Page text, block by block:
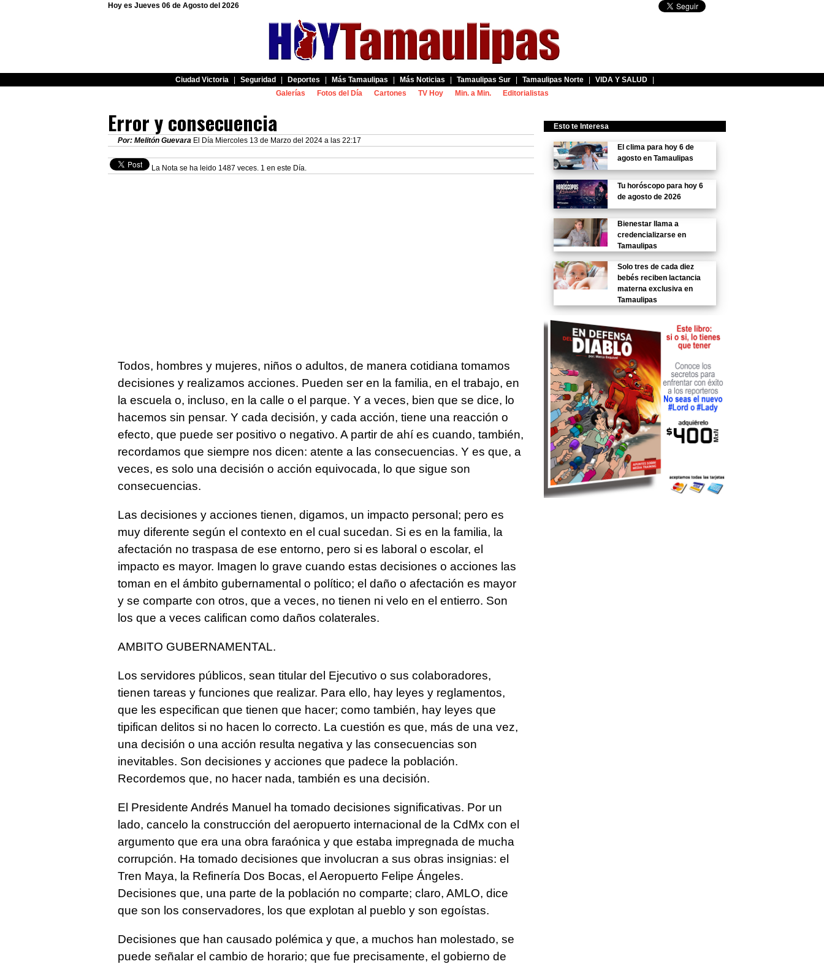
Hoy es Jueves 06 de Agosto del 2026
Ciudad Victoria Seguridad Deportes Más Tamaulipas Más Noticias Tamaulipas Sur Tamaulipas Norte VIDA Y SALUD
Galerías
Fotos del Día Cartones TV Hoy Min. a Min. Editorialistas
Error y consecuencia
Por: Melitón Guevara El Día Miercoles 13 de Marzo del 2024 a las 22:17
La Nota se ha leido 1487 veces. 1 en este Día.
Todos, hombres y mujeres, niños o adultos, de manera cotidiana tomamos
decisiones y realizamos acciones. Pueden ser en la familia, en el trabajo, en
la escuela o, incluso, en la calle o el parque. Y a veces, bien que se dice, lo
hacemos sin pensar. Y cada decisión, y cada acción, tiene una reacción o
efecto, que puede ser positivo o negativo. A partir de ahí es cuando, también,
recordamos que siempre nos dicen: atente a las consecuencias. Y es que, a
veces, es solo una decisión o acción equivocada, lo que sigue son
consecuencias.
Las decisiones y acciones tienen, digamos, un impacto personal; pero es
muy diferente según el contexto en el cual sucedan. Si es en la familia, la
afectación no traspasa de ese entorno, pero si es laboral o escolar, el
impacto es mayor. Imagen lo grave cuando estas decisiones o acciones las
toman en el ámbito gubernamental o político; el daño o afectación es mayor
y se comparte con otros, que a veces, no tienen ni velo en el entierro. Son
los que a veces califican como daños colaterales.
AMBITO GUBERNAMENTAL.
Los servidores públicos, sean titular del Ejecutivo o sus colaboradores,
tienen tareas y funciones que realizar. Para ello, hay leyes y reglamentos,
que les especifican que tienen que hacer; como también, hay leyes que
tipifican delitos si no hacen lo correcto. La cuestión es que, más de una vez,
una decisión o una acción resulta negativa y las consecuencias son
inevitables. Son decisiones y acciones que padece la población.
Recordemos que, no hacer nada, también es una decisión.
El Presidente Andrés Manuel ha tomado decisiones significativas. Por un
lado, cancelo la construcción del aeropuerto internacional de la CdMx con el
argumento que era una obra faraónica y que estaba impregnada de mucha
corrupción. Ha tomado decisiones que involucran a sus obras insignias: el
Tren Maya, la Refinería Dos Bocas, el Aeropuerto Felipe Ángeles.
Decisiones que, una parte de la población no comparte; claro, AMLO, dice
que son los conservadores, los que explotan al pueblo y son egoístas.
Decisiones que han causado polémica y que, a muchos han molestado, se
puede señalar el cambio de horario; que fue precisamente, el gobierno de
Esto te Interesa
El clima para hoy 6 de
agosto en Tamaulipas
Tu horóscopo para hoy 6
de agosto de 2026
Bienestar llama a
credencializarse en
Tamaulipas
Solo tres de cada diez
bebés reciben lactancia
materna exclusiva en
Tamaulipas